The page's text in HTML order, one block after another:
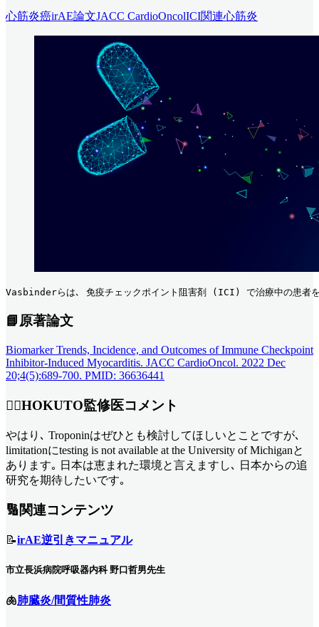
心筋炎癌irAE論文JACC CardioOncolICI関連心筋炎
Vasbinderらは､ 免疫チェックポイント阻害剤 (ICI) で治療中の患者を
📘原著論文
Biomarker Trends, Incidence, and Outcomes of Immune Checkpoint
Inhibitor-Induced Myocarditis. JACC CardioOncol. 2022 Dec
20;4(5):689-700. PMID: 36636441
👨‍⚕️HOKUTO監修医コメント
やはり､ Troponinはぜひとも検討してほしいとことですが､
limitationにtesting is not available at the University of Michiganと
あります｡ 日本は恵まれた環境と言えますし､ 日本からの追
研究を期待したいです｡
🔢関連コンテンツ
📝irAE逆引きマニュアル
市立長浜病院呼吸器内科 野口哲男先生
🫁肺臓炎/間質性肺炎